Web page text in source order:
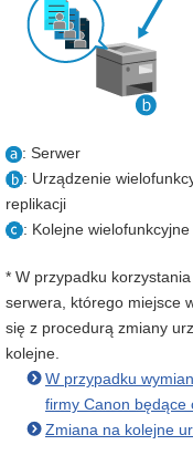
: Serwer
: Urządzenie
replikacji
: Kolejne
* W przypadku
serwera, którego miejsce
się z procedurą zmiany
kolejne.
W przypadku
firmy Canon będące
Zmiana na kolejne